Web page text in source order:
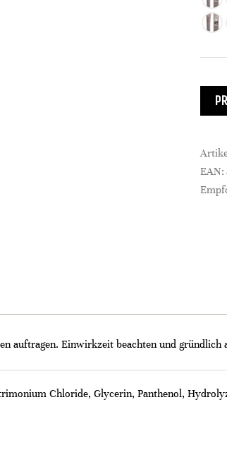
EAN:
auftragen. Einwirkzeit beachten und gründlich
Chloride, Glycerin, Panthenol,